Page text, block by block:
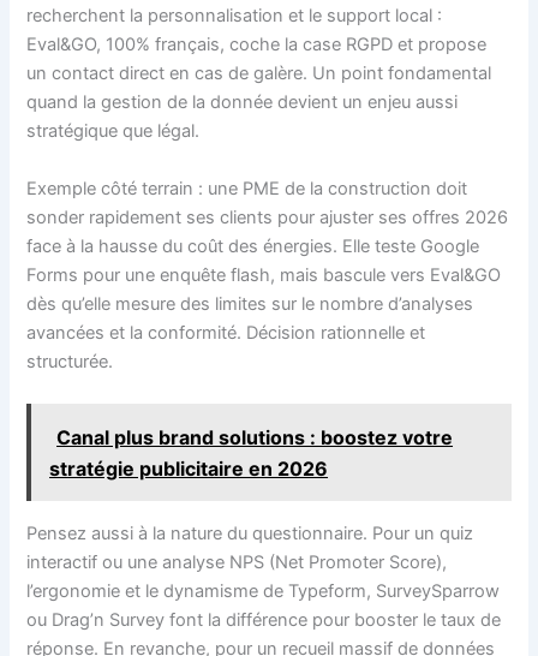
recherchent la personnalisation et le support local :
Eval&GO, 100% français, coche la case RGPD et propose
un contact direct en cas de galère. Un point fondamental
quand la gestion de la donnée devient un enjeu aussi
stratégique que légal.
Exemple côté terrain : une PME de la construction doit
sonder rapidement ses clients pour ajuster ses offres 2026
face à la hausse du coût des énergies. Elle teste Google
Forms pour une enquête flash, mais bascule vers Eval&GO
dès qu’elle mesure des limites sur le nombre d’analyses
avancées et la conformité. Décision rationnelle et
structurée.
Canal plus brand solutions : boostez votre
stratégie publicitaire en 2026
Pensez aussi à la nature du questionnaire. Pour un quiz
interactif ou une analyse NPS (Net Promoter Score),
l’ergonomie et le dynamisme de Typeform, SurveySparrow
ou Drag’n Survey font la différence pour booster le taux de
réponse. En revanche, pour un recueil massif de données